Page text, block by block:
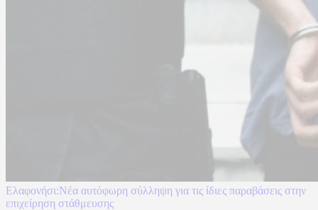
Ελαφονήσι:Νέα αυτόφωρη σύλληψη για τις ίδιες παραβάσεις στην
επιχείρηση στάθμευσης